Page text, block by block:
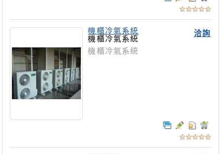
洽詢
機櫃冷氣系統
機櫃冷氣系統
機櫃冷氣系統